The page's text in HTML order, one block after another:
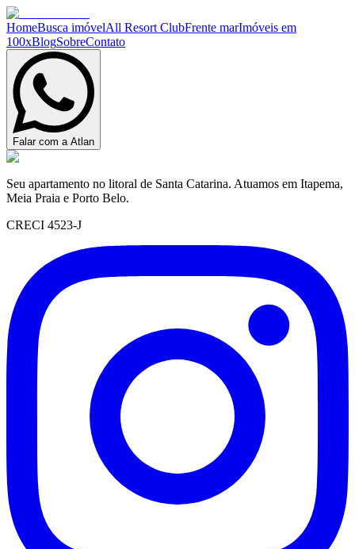
HomeBusca imóvelAll Resort ClubFrente marImóveis em
100xBlogSobreContato
Falar com a Atlan
Seu apartamento no litoral de Santa Catarina. Atuamos em Itapema,
Meia Praia e Porto Belo.
CRECI 4523-J